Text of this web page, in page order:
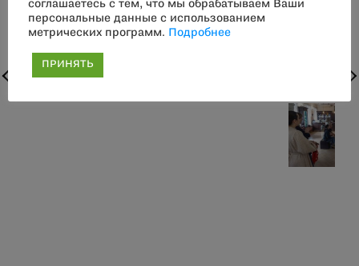
соглашаетесь с тем, что мы обрабатываем Ваши
персональные данные с использованием
метрических программ.
Подробнее
ПРИНЯТЬ